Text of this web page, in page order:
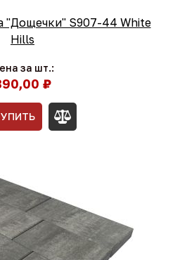
"Дощечки" S907-44 White
Hills
за шт.:
₽